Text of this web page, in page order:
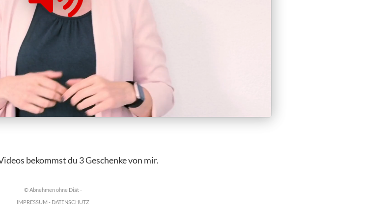
bekommst du 3 Geschenke von mir.
© Abnehmen ohne Diät -
IMPRESSUM - DATENSCHUTZ